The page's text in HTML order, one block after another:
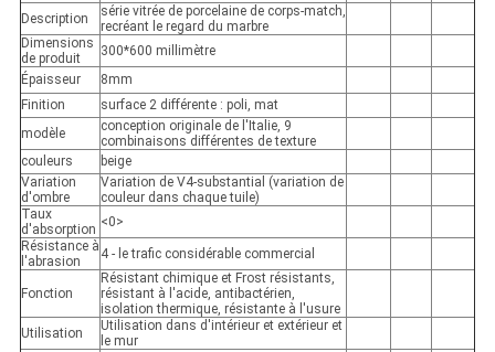
Description
série vitrée de porcelaine de corps-match,
recréant le regard du marbre
Dimensions
de produit
300*600 millimètre
Épaisseur
8mm
Finition
surface 2 différente : poli, mat
modèle
conception originale de l'Italie, 9
combinaisons différentes de texture
couleurs
beige
Variation
d'ombre
Variation de V4-substantial (variation de
couleur dans chaque tuile)
Taux
d'absorption <0>
Résistance à
l'abrasion
4 - le trafic considérable commercial
Fonction
Résistant chimique et Frost résistants,
résistant à l'acide, antibactérien,
isolation thermique, résistante à l'usure
Utilisation
Utilisation dans d'intérieur et extérieur et
le mur